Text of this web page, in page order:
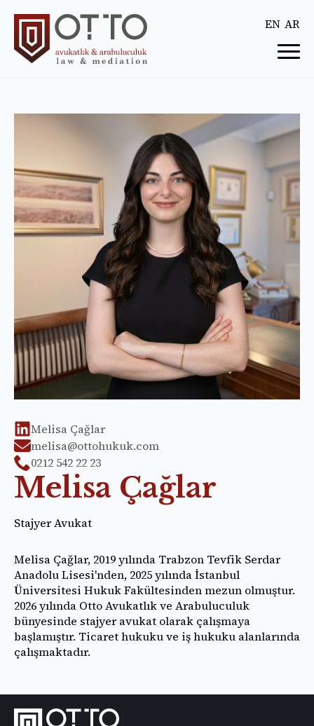
EN AR
Melisa Çağlar
melisa@ottohukuk.com
0212 542 22 23
Melisa Çağlar
Stajyer Avukat
Melisa Çağlar, 2019 yılında Trabzon Tevfik Serdar
Anadolu Lisesi'nden, 2025 yılında İstanbul
Üniversitesi Hukuk Fakültesinden mezun olmuştur.
2026 yılında Otto Avukatlık ve Arabuluculuk
bünyesinde stajyer avukat olarak çalışmaya
başlamıştır. Ticaret hukuku ve iş hukuku alanlarında
çalışmaktadır.